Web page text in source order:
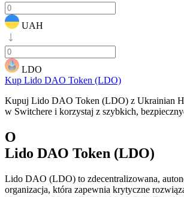
UAH
LDO
Kup Lido DAO Token (LDO)
Kupuj Lido DAO Token (LDO) z Ukrainian
w Switchere i korzystaj z szybkich,
O
Lido DAO Token (LDO)
Lido DAO (LDO) to zdecentralizowana,
organizacja, która zapewnia krytyczne